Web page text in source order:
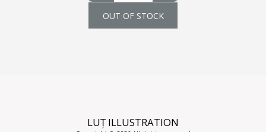
OUT OF STOCK
LUȚ ILLUSTRATION